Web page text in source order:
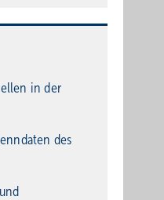
in der
des